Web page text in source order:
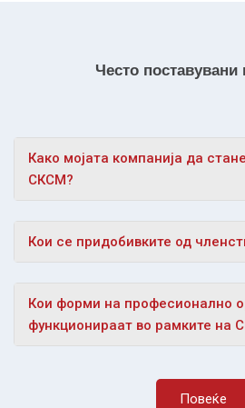
Често
Како мојата компанија да
СКСМ?
Кои се придобивките од
Кои форми на професионално
функционираат во рамките на
Повеќе